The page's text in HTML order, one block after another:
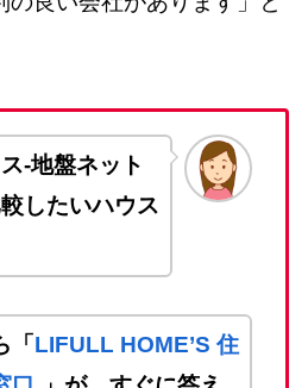
-地盤ネット
したいハウス
「LIFULL HOME’S 住